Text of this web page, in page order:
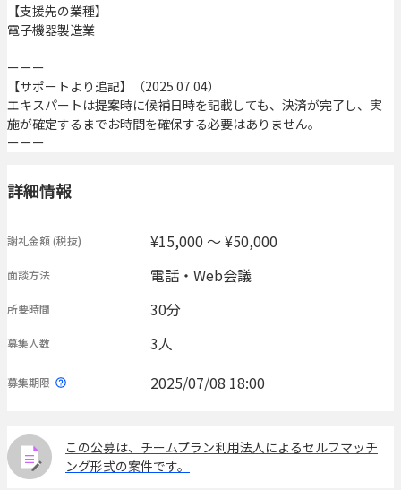
【支援先の業種】
電子機器製造業
ーーー
【サポートより追記】（2025.07.04）
エキスパートは提案時に候補日時を記載しても、決済が完了し、実
施が確定するまでお時間を確保する必要はありません。
ーーー
詳細情報
謝礼金額(税抜) ¥15,000 〜 ¥50,000
面談方法 電話・Web会議
所要時間 30分
募集人数 3人
募集期限 2025/07/08 18:00
この公募は、チームプラン利用法人によるセルフマッチ
ング形式の案件です。